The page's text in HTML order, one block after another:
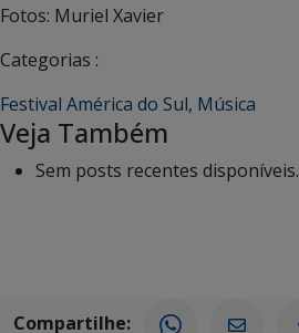
Fotos: Muriel Xavier
Categorias :
Festival América do Sul, Música
Veja Também
Sem posts recentes disponíveis.
Compartilhe: